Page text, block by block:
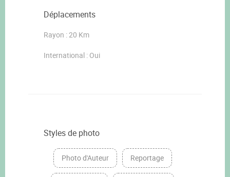
Déplacements
Rayon : 20 Km
International : Oui
Styles de photo
Photo d'Auteur Reportage